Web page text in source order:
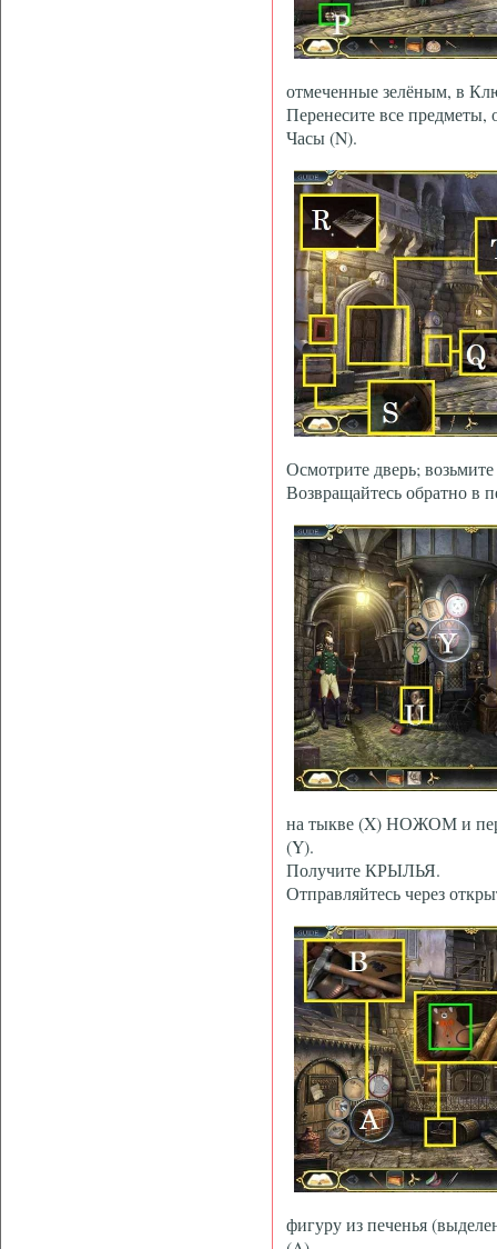
отмеченные зелёным, в
Перенесите все
Часы (N).
Осмотрите дверь;
Возвращайтесь обратно в
на тыкве (X) НОЖОМ и
(Y).
Получите КРЫЛЬЯ.
Отправляйтесь через
фигуру из печенья